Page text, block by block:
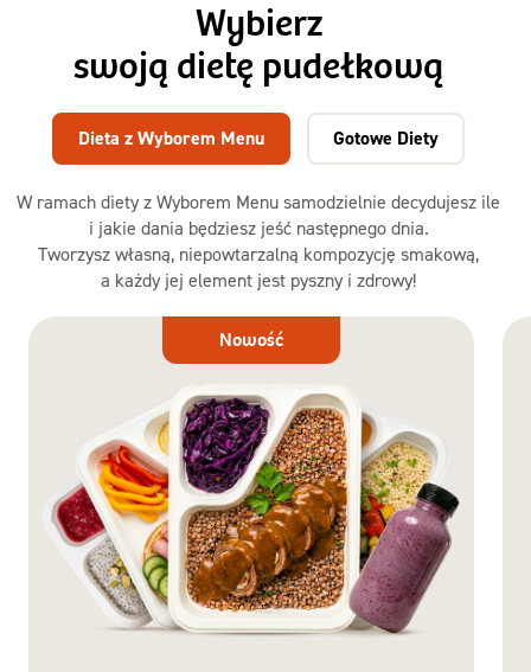
Wybierz
swoją dietę pudełkową
W ramach diety z Wyborem Menu samodzielnie decydujesz ile
i jakie dania będziesz jeść następnego dnia.
Tworzysz własną, niepowtarzalną kompozycję smakową,
a każdy jej element jest pyszny i zdrowy!
Dieta z Wyborem Menu Gotowe Diety
Dieta
Nowość